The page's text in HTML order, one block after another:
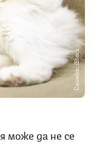
Снимка: iStock
може да не се